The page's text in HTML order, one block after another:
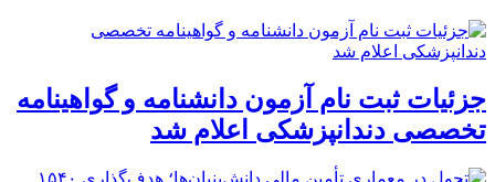
جزئیات ثبت نام آزمون دانشنامه و گواهینامه
تخصصی دندانپزشکی اعلام شد